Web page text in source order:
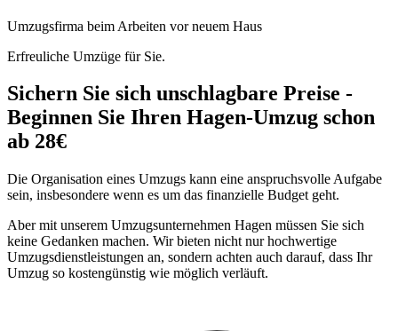
Umzugsfirma beim Arbeiten vor neuem Haus
Erfreuliche Umzüge für Sie.
Sichern Sie sich unschlagbare Preise -
Beginnen Sie Ihren Hagen-Umzug schon
ab 28€
Die Organisation eines Umzugs kann eine anspruchsvolle Aufgabe
sein, insbesondere wenn es um das finanzielle Budget geht.
Aber mit unserem Umzugsunternehmen Hagen müssen Sie sich
keine Gedanken machen. Wir bieten nicht nur hochwertige
Umzugsdienstleistungen an, sondern achten auch darauf, dass Ihr
Umzug so kostengünstig wie möglich verläuft.